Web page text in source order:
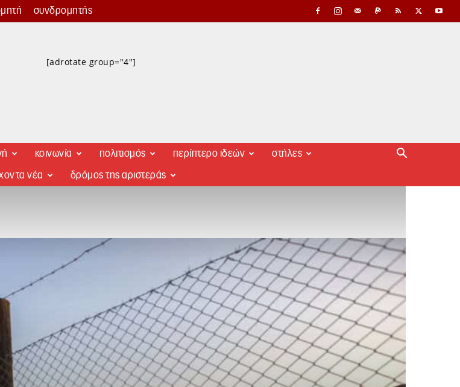
συνδρομητής
[adrotate group="4"]
κοινωνία πολιτισμός περίπτερο ιδεών στήλες
νέα δρόμος της αριστεράς